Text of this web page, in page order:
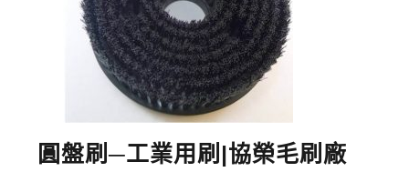
圓盤刷─工業用刷|協榮毛刷廠